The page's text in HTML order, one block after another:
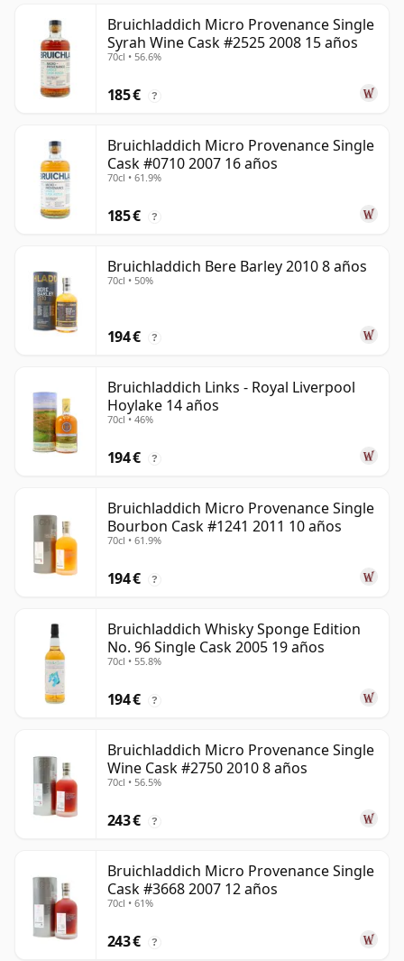
Bruichladdich Micro Provenance Single
Syrah Wine Cask #2525 2008 15 años
70cl • 56.6%
185 € ?
Bruichladdich Micro Provenance Single
Cask #0710 2007 16 años
70cl • 61.9%
185 € ?
Bruichladdich Bere Barley 2010 8 años
70cl • 50%
194 € ?
Bruichladdich Links - Royal Liverpool
Hoylake 14 años
70cl • 46%
194 € ?
Bruichladdich Micro Provenance Single
Bourbon Cask #1241 2011 10 años
70cl • 61.9%
194 € ?
Bruichladdich Whisky Sponge Edition
No. 96 Single Cask 2005 19 años
70cl • 55.8%
194 € ?
Bruichladdich Micro Provenance Single
Wine Cask #2750 2010 8 años
70cl • 56.5%
243 € ?
Bruichladdich Micro Provenance Single
Cask #3668 2007 12 años
70cl • 61%
243 € ?